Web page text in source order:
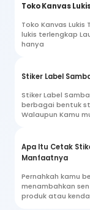
Toko Kanvas
Toko Kanvas
lukis terlengkap
hanya
Stiker Label
Stiker Label
berbagai bentuk
Walaupun Kamu
Apa Itu Cetak
Manfaatnya
Pernahkah kamu
menambahkan
produk atau